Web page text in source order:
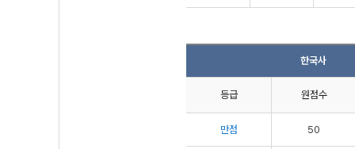
한국사
등급 원점수
만점 50